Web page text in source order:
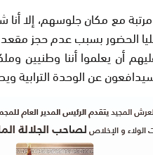
مع مكان جلوسهم، إلا أنا
الحضور بسبب عدم حجز
أن يعلموا أننا وطنيين
عن الوحدة الترابية